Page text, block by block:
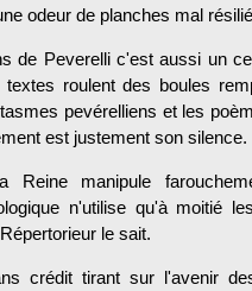
odeur de planches mal
de Peverelli c'est aussi un
roulent des boules
pevérelliens et les
est justement son silence.
manipule
n'utilise qu'à moitié
le sait.
crédit tirant sur l'avenir